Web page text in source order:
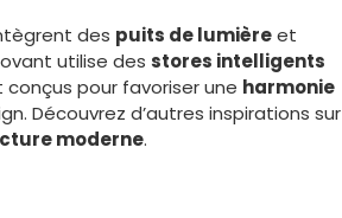
des puits de lumièreet
utilise des stores intelligents
pour favoriser une harmonie
Découvrez d’autres inspirations sur
moderne.